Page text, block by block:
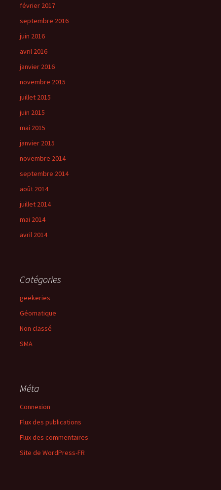
février 2017
septembre 2016
juin 2016
avril 2016
janvier 2016
novembre 2015
juillet 2015
juin 2015
mai 2015
janvier 2015
novembre 2014
septembre 2014
août 2014
juillet 2014
mai 2014
avril 2014
Catégories
geekeries
Géomatique
Non classé
SMA
Méta
Connexion
Flux des publications
Flux des commentaires
Site de WordPress-FR